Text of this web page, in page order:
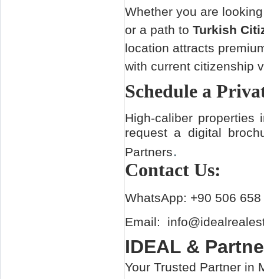
Whether you are
or a path to Turkish
location attracts
with current citizenship
Schedule a
High-caliber
request a digital
Partners.
Contact Us:
WhatsApp: +90 506
Email:
IDEAL &
Your Trusted Partner in